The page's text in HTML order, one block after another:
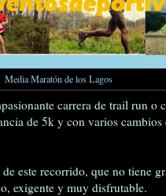
Media Maratón de los Lagos
carrera de trail run o
de 5k y con varios
este recorrido, que no tiene
exigente y muy disfrutable.